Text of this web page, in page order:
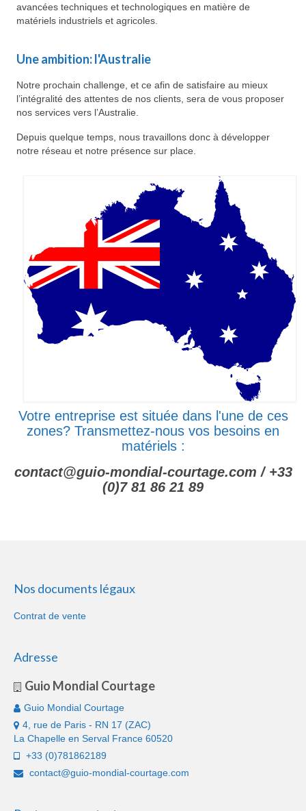
avancées techniques et technologiques en matière de
matériels industriels et agricoles.
Une ambition: l'Australie
Notre prochain challenge, et ce afin de satisfaire au mieux
l’intégralité des attentes de nos clients, sera de vous proposer
nos services vers l’Australie.
Depuis quelque temps, nous travaillons donc à développer
notre réseau et notre présence sur place.
Votre entreprise est située dans l'une de ces
zones? Transmettez-nous vos besoins en
matériels :
contact@guio-mondial-courtage.com / +33
(0)7 81 86 21 89
Nos documents légaux
Contrat de vente
Adresse
Guio Mondial Courtage
Guio Mondial Courtage
4, rue de Paris - RN 17 (ZAC)
La Chapelle en Serval France 60520
+33 (0)781862189
contact@guio-mondial-courtage.com